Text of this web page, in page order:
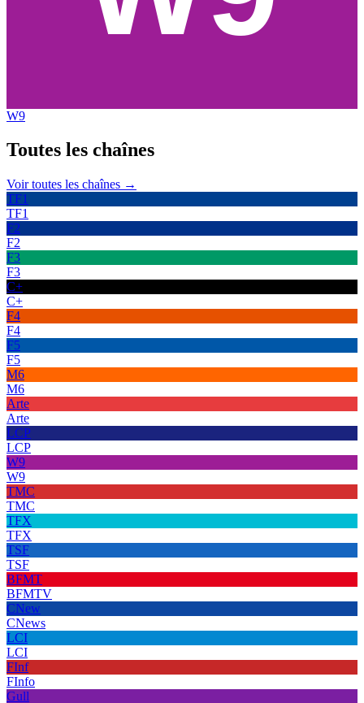
W9
Toutes les chaînes
Voir toutes les chaînes →
TF1
TF1
F2
F2
F3
F3
C+
C+
F4
F4
F5
F5
M6
M6
Arte
Arte
LCP
LCP
W9
W9
TMC
TMC
TFX
TFX
TSF
TSF
BFMT
BFMTV
CNew
CNews
LCI
LCI
FInf
FInfo
Gull